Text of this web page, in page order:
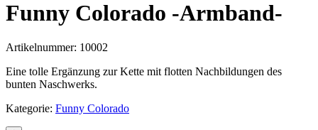
Funny Colorado -Armband-
Artikelnummer: 10002
Eine tolle Ergänzung zur Kette mit flotten Nachbildungen des
bunten Naschwerks.
Kategorie: Funny Colorado